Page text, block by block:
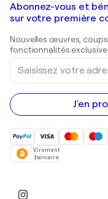
Shepard Fairey
Peintures de paysage
Estampes
Peintures acryliques
Galeries d'art en
Galeries d'art en
Abonnez-vous et
sur votre première
Nouvelles œuvres,
fonctionnalités
Saisissez
votre
adresse
e-
mail
J'en
Virement
bancaire